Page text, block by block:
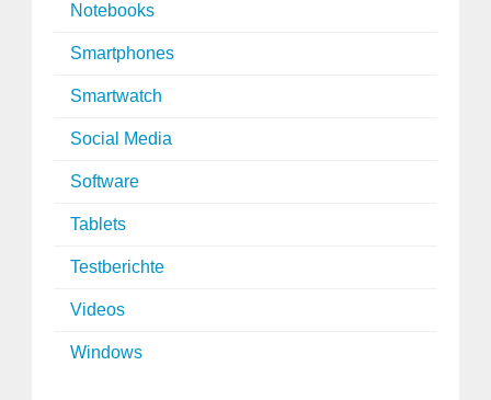
Notebooks
Smartphones
Smartwatch
Social Media
Software
Tablets
Testberichte
Videos
Windows